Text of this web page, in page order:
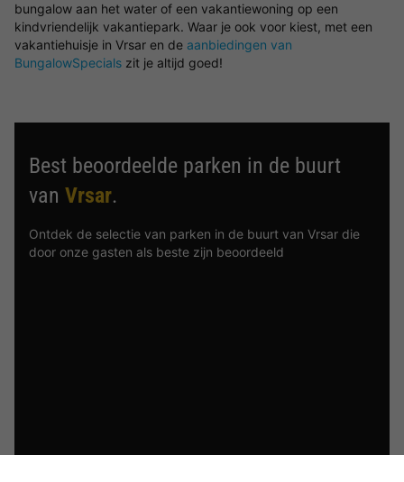
bungalow aan het water of een vakantiewoning op een
kindvriendelijk vakantiepark. Waar je ook voor kiest, met een
vakantiehuisje in Vrsar en de aanbiedingen van
BungalowSpecials zit je altijd goed!
Best beoordeelde parken in de buurt
van Vrsar.
Ontdek de selectie van parken in de buurt van Vrsar die
door onze gasten als beste zijn beoordeeld